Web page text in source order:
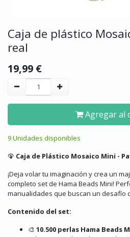
Caja de plástico
real
19,99 €
Agregar al
9 Unidades disponibles
🦚 Caja de Plástico Mosaico Mini -
¡Deja volar tu imaginación y crea un
completo set de Hama Beads Mini!
manualidades que buscan un desafío
Contenido del set:
🎨 10.500 perlas Hama Beads